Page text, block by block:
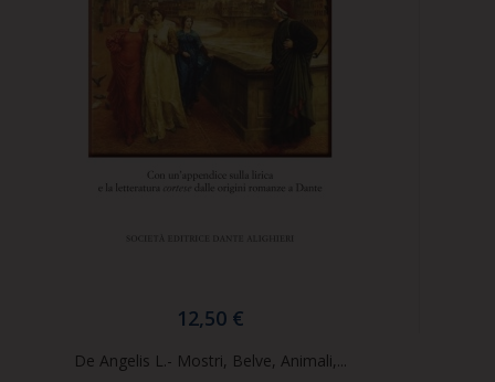
12,50 €
De Angelis L.- Mostri, Belve, Animali,...